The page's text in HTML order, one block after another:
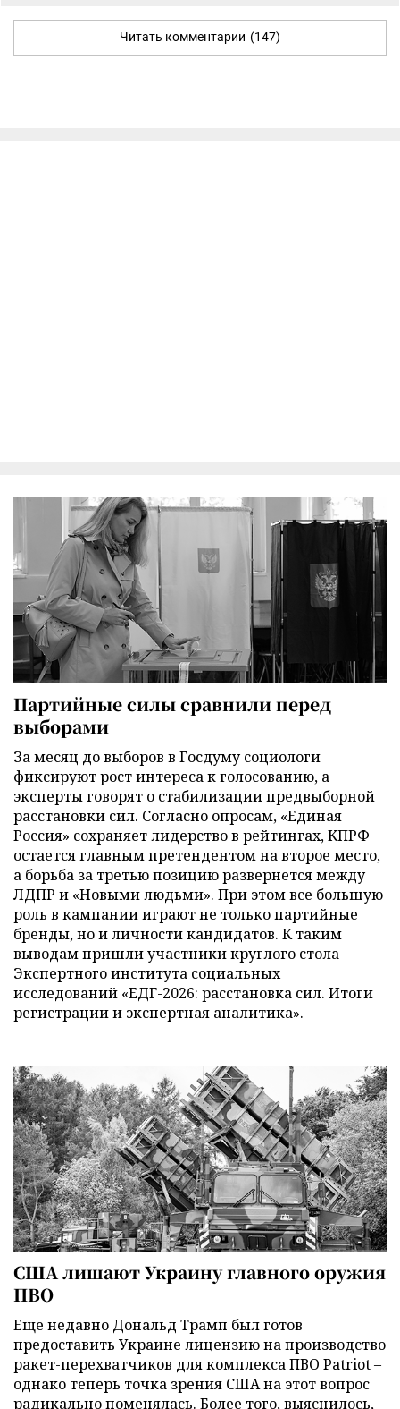
Читать комментарии (147)
Партийные силы сравнили перед
выборами
За месяц до выборов в Госдуму социологи
фиксируют рост интереса к голосованию, а
эксперты говорят о стабилизации предвыборной
расстановки сил. Согласно опросам, «Единая
Россия» сохраняет лидерство в рейтингах, КПРФ
остается главным претендентом на второе место,
а борьба за третью позицию развернется между
ЛДПР и «Новыми людьми». При этом все большую
роль в кампании играют не только партийные
бренды, но и личности кандидатов. К таким
выводам пришли участники круглого стола
Экспертного института социальных
исследований «ЕДГ-2026: расстановка сил. Итоги
регистрации и экспертная аналитика».
США лишают Украину главного оружия
ПВО
Еще недавно Дональд Трамп был готов
предоставить Украине лицензию на производство
ракет-перехватчиков для комплекса ПВО Patriot –
однако теперь точка зрения США на этот вопрос
радикально поменялась. Более того, выяснилось,